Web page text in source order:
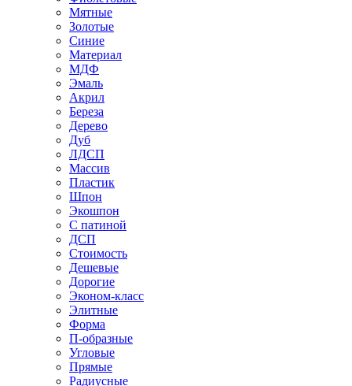
Мятные
Золотые
Синие
Материал
МДФ
Эмаль
Акрил
Береза
Дерево
Дуб
ЛДСП
Массив
Пластик
Шпон
Экошпон
С патиной
ДСП
Стоимость
Дешевые
Дорогие
Эконом-класс
Элитные
Форма
П-образные
Угловые
Прямые
Радиусные